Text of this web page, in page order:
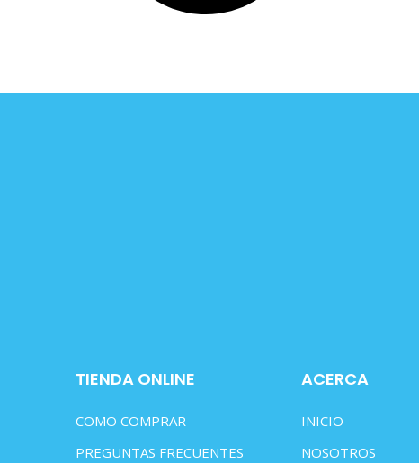
TIENDA ONLINE
COMO COMPRAR
PREGUNTAS FRECUENTES
ACERCA
INICIO
NOSOTROS